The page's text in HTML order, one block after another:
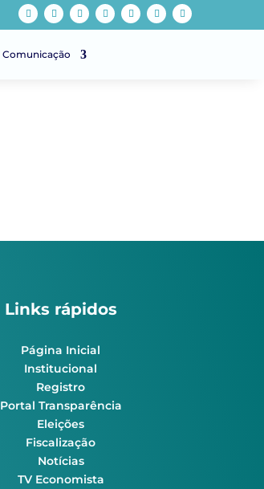
Comunicação
Links rápidos
Página Inicial
Institucional
Registro
Portal Transparência
Eleições
Fiscalização
Notícias
TV Economista